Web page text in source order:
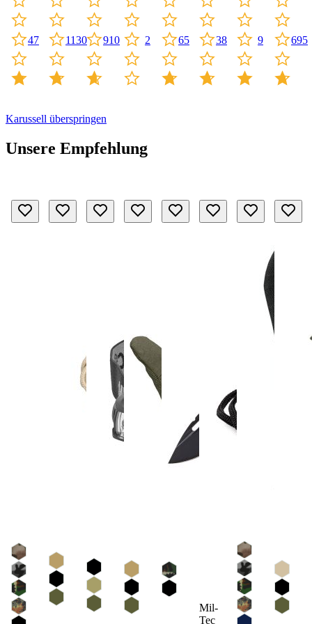
47 1130 910 2 65 38 9 695
Karussell überspringen
Unsere Empfehlung
Mil-
Tec